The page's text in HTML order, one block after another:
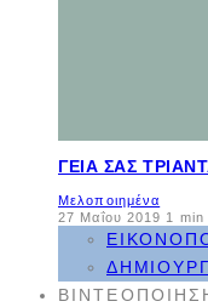
ΓΕΙΆ ΣΑΣ
Μελοποιημένα
27 Μαΐου 2019 1 min